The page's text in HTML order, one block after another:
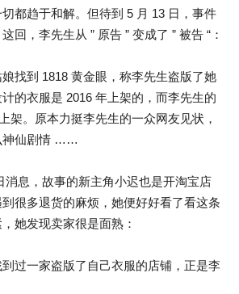
都趋于和解。但待到 5 月 13 日，事件
回，李先生从 ” 原告 ” 变成了 ” 被告 “：
找到 1818 黄金眼，称李先生盗版了她
的衣服是 2016 年上架的，而李先生的
架。原本力挺李先生的一众网友见状，
神仙剧情 ……
消息，故事的新主角小迟也是开淘宝店
很多退货的麻烦，她便好好看了看这条
她发现卖家很是面熟：
过一家盗版了自己衣服的店铺，正是李